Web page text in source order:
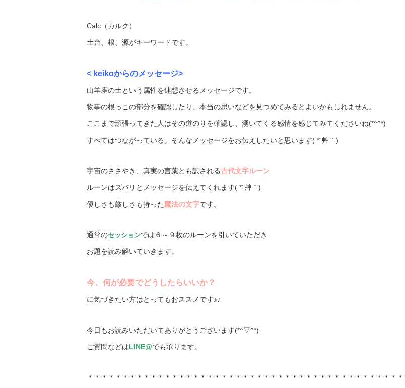
Calc（カルク）
土台、根、源がキーワードです。
< keikoからのメッセージ>
山羊座の土という属性を連想させるメッセージです。
物事の根っこの部分を確認したり、本当の思いなどを見つめてみるとよいかもしれません。
ここまで頑張ってきた人はその道のりを確認し、湧いてくる感情を感じてみてくださいね(*^^*)
すべてはつながっている。そんなメッセージをお伝えしたいと思います( *´艸｀)
宇宙のささやき、真実の言葉とも訳される古代文字ルーン
ルーンはズバリとメッセージを伝えてくれます( *´艸｀)
優しさも厳しさも持った魔法の文字です。
通常のセッションでは６～９枚のルーンを引いていただき
お題を読み解いていきます。
今、 何が必要でどうしたらいいか？
に気づきたい方はとってもおススメです♪♪
今日もお読みいただいてありがとうございます(*^▽^*)
ご質問などはLINE@でも承ります。
＊＊＊＊＊＊＊＊＊＊＊＊＊＊＊＊＊＊＊＊＊＊＊＊＊＊＊＊＊＊＊＊＊＊＊＊＊＊＊＊＊＊＊＊＊